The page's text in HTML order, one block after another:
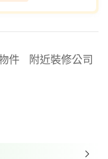
件 附近裝修公司